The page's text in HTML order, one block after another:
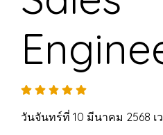
วันจันทร์ที่ 10 มีนาคม 2568 เ